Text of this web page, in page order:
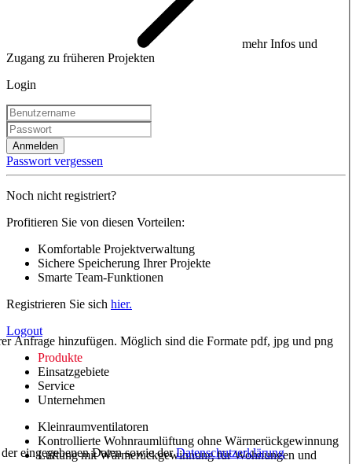
mehr Infos und
Zugang zu früheren Projekten
Login
Anmelden
Passwort vergessen
Noch nicht registriert?
Profitieren Sie von diesen Vorteilen:
Komfortable Projektverwaltung
Sichere Speicherung Ihrer Projekte
Smarte Team-Funktionen
Registrieren Sie sich hier.
Logout
Produkte
Einsatzgebiete
Service
Unternehmen
Kleinraumventilatoren
Kontrollierte Wohnraumlüftung ohne Wärmerückgewinnung
Lüftung mit Wärmerückgewinnung für Wohnungen und
Anfrage hinzufügen. Möglich sind die Formate pdf, jpg und png
eingegebenen Daten sowie derDatenschutzerklärung